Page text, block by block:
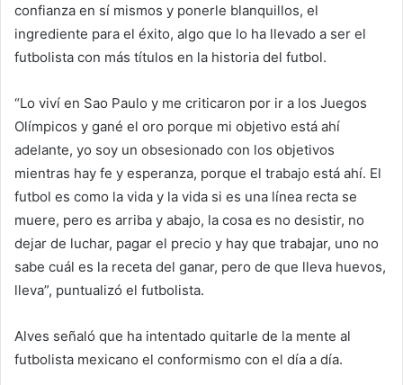
confianza en sí mismos y ponerle blanquillos, el
ingrediente para el éxito, algo que lo ha llevado a ser el
futbolista con más títulos en la historia del futbol.
“Lo viví en Sao Paulo y me criticaron por ir a los Juegos
Olímpicos y gané el oro porque mi objetivo está ahí
adelante, yo soy un obsesionado con los objetivos
mientras hay fe y esperanza, porque el trabajo está ahí. El
futbol es como la vida y la vida si es una línea recta se
muere, pero es arriba y abajo, la cosa es no desistir, no
dejar de luchar, pagar el precio y hay que trabajar, uno no
sabe cuál es la receta del ganar, pero de que lleva huevos,
lleva”, puntualizó el futbolista.
Alves señaló que ha intentado quitarle de la mente al
futbolista mexicano el conformismo con el día a día.